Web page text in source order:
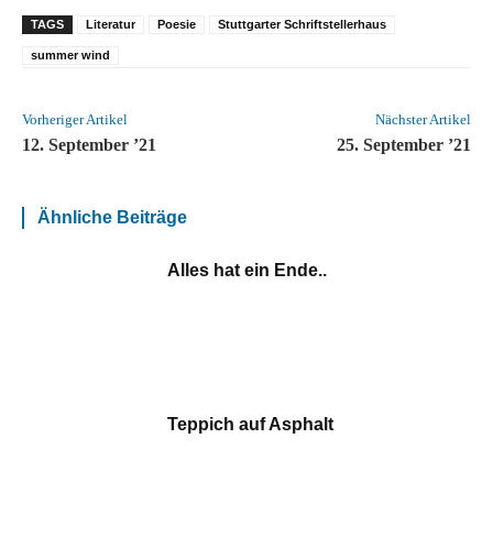
TAGS Literatur Poesie Stuttgarter Schriftstellerhaus
summer wind
Vorheriger Artikel
12. September ’21
Nächster Artikel
25. September ’21
Ähnliche Beiträge
Alles hat ein Ende..
Teppich auf Asphalt